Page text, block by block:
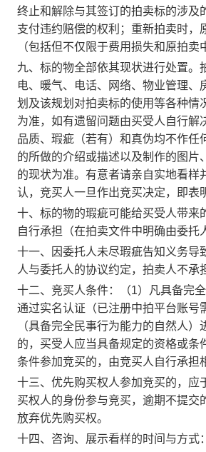
终止和解除与其签订的拍卖标的涉及
支付违约赔偿的权利；重新拍卖时
（包括但不仅限于费用损失和原拍
九、标的物全部依其现状进行处置
电、暖气、电话、网络、物业管理
划及该规划对拍卖标的使用等各种情
为准，如有遗留问题由买受人自行
品质、瑕疵（若有）和真伪均不作
的所做的介绍或描述以及制作的图
的现状为准。有意者请亲自实地看
认，竞买人一旦作出竞买决定，即表
十、标的物的瑕疵可能给买受人带来
自行承担（在拍卖文件中明确由委
十一、因委托人未尽瑕疵告知义务导
人与委托人的协议约定，拍卖人不承
十二、竞买人条件：（1）凡具备完
通过实名认证（已注册中拍平台账号
（具备完全民事行为能力的自然人
的，买受人应当具备规定的资格或
条件参加竞买的，由竞买人自行承担
十三、优先购买权人参加竞买的，应
买权人的身份参与竞买，逾期不提
放弃优先购买权。
十四、咨询、展示看样的时间与方式